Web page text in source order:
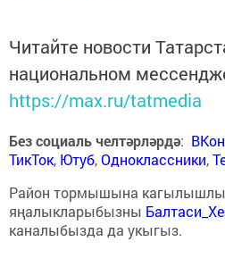
Читайте новости
национальном
https://max.ru/tatmedia
Без социаль челтәрләрдә:
ТикТок, Ютуб,Одноклассники,
Район тормышына
яңалыкларыбызны
каналыбызда да укыгыз.